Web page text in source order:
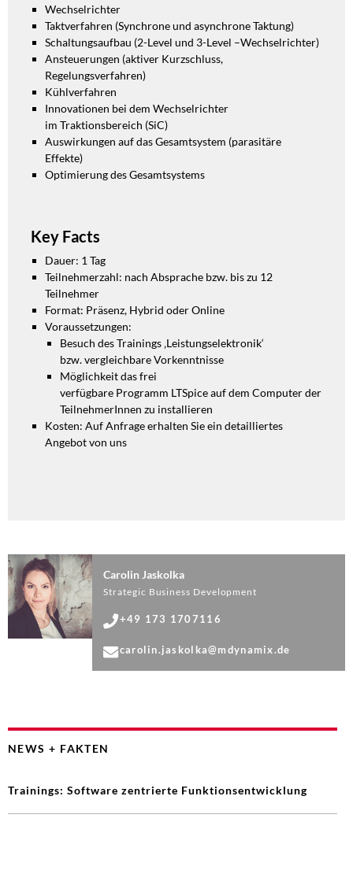
Wechselrichter
Taktverfahren (Synchrone undasynchrone Taktung)
Schaltungsaufbau (2-Level und 3-Level –Wechselrichter)
Ansteuerungen (aktiver Kurzschluss,
Regelungsverfahren)
Kühlverfahren
Innovationen bei demWechselrichter
imTraktionsbereich (SiC)
Auswirkungen auf dasGesamtsystem (parasitäre
Effekte)
Optimierung des Gesamtsystems
Key Facts
Dauer: 1 Tag
Teilnehmerzahl: nach Absprache bzw. bis zu 12
Teilnehmer
Format: Präsenz, Hybrid oder Online
Voraussetzungen:
Besuch des Trainings ‚Leistungselektronik‘
bzw.vergleichbare Vorkenntnisse
Möglichkeit das frei
verfügbare Programm LTSpiceauf dem Computer der
TeilnehmerInnen zu installieren
Kosten: Auf Anfrage erhalten Sie ein detailliertes
Angebot von uns
Carolin Jaskolka
Strategic Business Development
+49 173 1707116
carolin.jaskolka@mdynamix.de
NEWS + FAKTEN
Trainings: Software zentrierte Funktionsentwicklung